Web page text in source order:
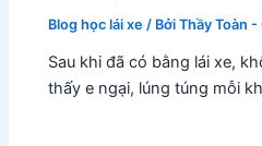
Blog học lái xe / BởiThầy Toàn -
Sau khi đã có bằng lái xe,
thấy e ngại, lúng túng mỗi